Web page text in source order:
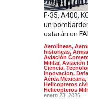
F-35, A400,
un
estarán en
Aerolíneas,
historicas,
Aviación
Militar, Aviación
Ciencia,
Innovacion,
Aérea Mexicana,
Helicopteros
Helicopteros
enero 23, 2025